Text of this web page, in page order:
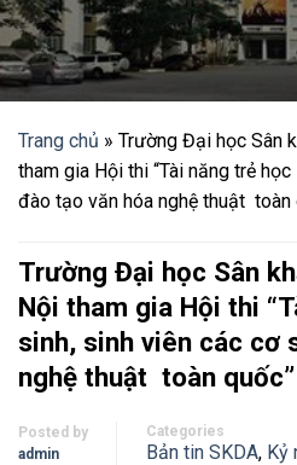
Trang chủ » Trường Đại học Sân
tham gia Hội thi “Tài năng trẻ
đào tạo văn hóa nghệ thuật toàn
Trường Đại học Sân
Nội tham gia Hội thi
sinh, sinh viên các cơ
nghệ thuật toàn
Posted by
admin
Categories
Bản tin SKDA, Kỷ